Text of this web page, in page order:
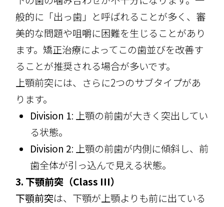
般的に「出っ歯」と呼ばれることが多く、審
美的な問題や咀嚼に困難を生じることがあり
ます。矯正治療によってこの歯並びを改善す
ることが推奨される場合が多いです。
上顎前突には、さらに2つのサブタイプがあ
ります。
Division 1: 上顎の前歯が大きく突出してい
る状態。
Division 2: 上顎の前歯が内側に傾斜し、前
歯全体が引っ込んで見える状態。
3. 下顎前突（Class III）
下顎前突は、下顎が上顎よりも前に出ている